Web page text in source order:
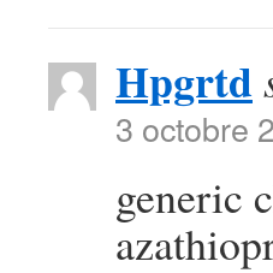
Hpgrtd
3 octobre
generic